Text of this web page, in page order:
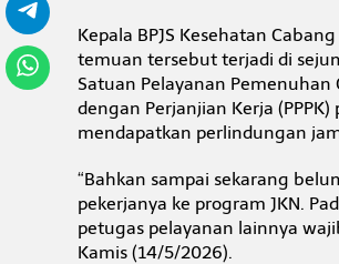
,
B
a
n
y
a
e
k
e
r
Kepala BPJS Kesehatan
temuan tersebut terjadi di
Satuan Pelayanan Pemenuhan
dengan Perjanjian Kerja
mendapatkan perlindungan
“Bahkan sampai sekarang
pekerjanya ke program JKN.
petugas pelayanan lainnya
Kamis (14/5/2026).